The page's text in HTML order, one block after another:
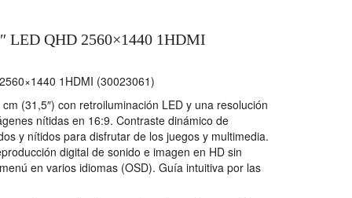
LED QHD 2560×1440 1HDMI
1HDMI (30023061)
(31,5″) con retroiluminación LED y una resolución
nítidas en 16:9. Contraste dinámico de
y nítidos para disfrutar de los juegos y multimedia.
digital de sonido e imagen en HD sin
en varios idiomas (OSD). Guía intuitiva por las